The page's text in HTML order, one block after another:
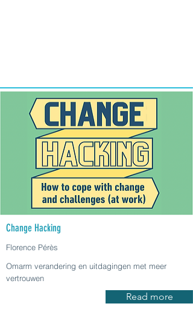
Change Hacking
Florence Pérès
Omarm verandering en uitdagingen met meer
vertrouwen
Read more